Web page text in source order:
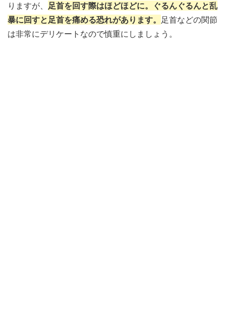
りますが、 足首を回す際はほどほどに。ぐるんぐるんと乱
暴に回すと足首を痛める恐れがあります。 足首などの関節
は非常にデリケートなので慎重にしましょう。